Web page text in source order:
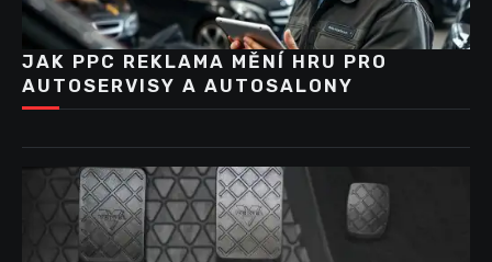
JAK PPC REKLAMA MĚNÍ HRU PRO
AUTOSERVISY A AUTOSALONY